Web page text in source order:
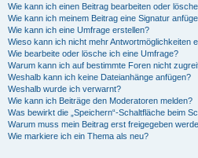
Wie kann ich einen Beitrag bearbeiten oder
Wie kann ich meinem Beitrag eine Signatur
Wie kann ich eine Umfrage erstellen?
Wieso kann ich nicht mehr Antwortmöglichkeiten
Wie bearbeite oder lösche ich eine Umfrage?
Warum kann ich auf bestimmte Foren nicht
Weshalb kann ich keine Dateianhänge anfügen?
Weshalb wurde ich verwarnt?
Wie kann ich Beiträge den Moderatoren melden?
Was bewirkt die „Speichern“-Schaltfläche beim
Warum muss mein Beitrag erst freigegeben
Wie markiere ich ein Thema als neu?